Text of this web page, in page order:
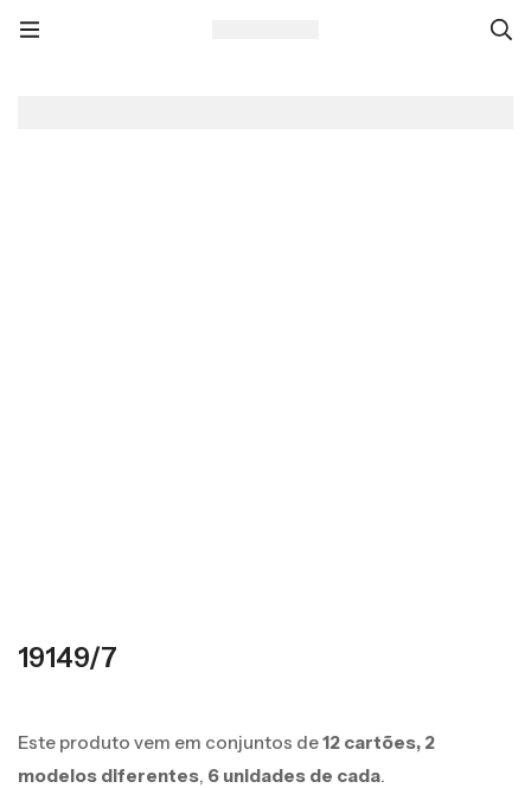
19149/7
Este produto vem em conjuntos de12 cartões, 2
modelos diferentes, 6 unidades de cada.